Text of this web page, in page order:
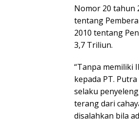
Nomor 20 tahun
tentang
2010 tentang
3,7 Triliun.
“Tanpa memiliki
kepada PT.
selaku
terang dari
disalahkan bila